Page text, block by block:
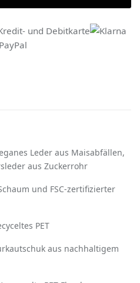
Leder aus Maisabfällen,
aus Zuckerrohr
und FSC-zertifizierter
PET
aus nachhaltigem